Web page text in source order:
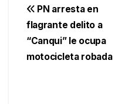
de
entradas
PN arresta en
flagrante delito a
“Canqui” le ocupa
motocicleta robada